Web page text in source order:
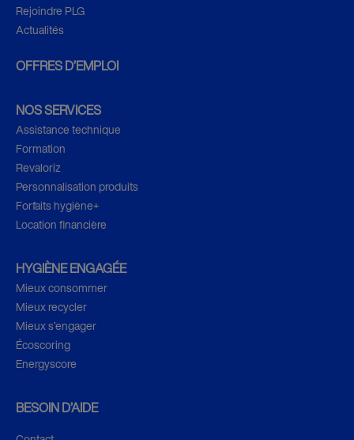
Rejoindre PLG
Actualités
OFFRES D’EMPLOI
NOS SERVICES
Assistance technique
Formation
Revaloriz
Personnalisation produits
Forfaits hygiène+
Location financière
HYGIÈNE ENGAGÉE
Mieux consommer
Mieux recycler
Mieux s’engager
Écoscoring
Energyscore
BESOIN D’AIDE